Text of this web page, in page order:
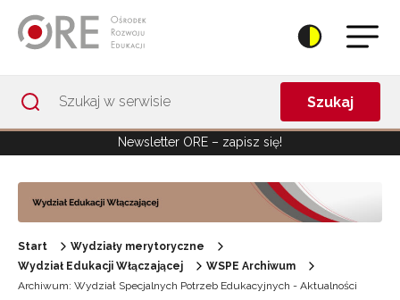
Szukaj
Newsletter ORE – zapisz się!
Start
Wydziały merytoryczne
Wydział Edukacji Włączającej
WSPE Archiwum
Archiwum: Wydział Specjalnych Potrzeb Edukacyjnych - Aktualności